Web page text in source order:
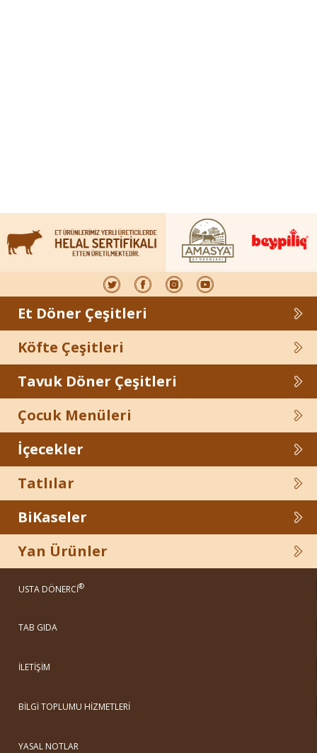
Et Döner Çeşitleri
Köfte Çeşitleri
Tavuk Döner Çeşitleri
Çocuk Menüleri
İçecekler
Tatlılar
BiKaseler
Yan Ürünler
USTA DÖNERCİ®
TAB GIDA
İLETİŞİM
BİLGİ TOPLUMU HİZMETLERİ
YASAL NOTLAR